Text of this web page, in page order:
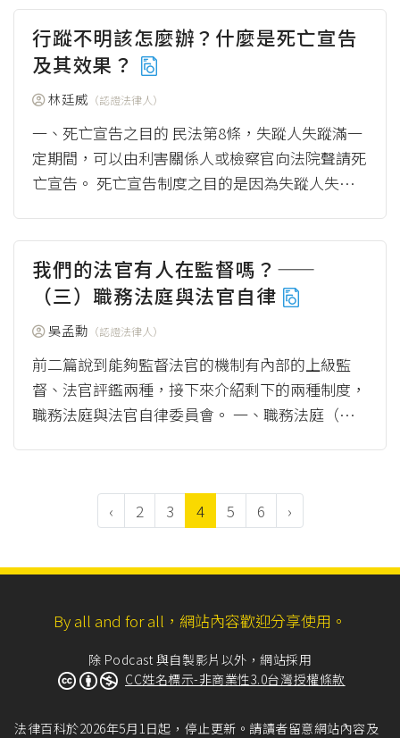
行蹤不明該怎麼辦？什麼是死亡宣告
及其效果？
林廷威 （認證法律人）
一、死亡宣告之目的 民法第8條，失蹤人失蹤滿一
定期間，可以由利害關係人或檢察官向法院聲請死
亡宣告。 死亡宣告制度之目的是因為失蹤人失蹤
我們的法官有人在監督嗎？——
（三）職務法庭與法官自律
吳孟勳 （認證法律人）
前二篇說到能夠監督法官的機制有內部的上級監
督、法官評鑑兩種，接下來介紹剩下的兩種制度，
職務法庭與法官自律委員會。 一、職務法庭（見
‹ 2 3 4 5 6 ›
By all and for all，網站內容歡迎分享使用。
除 Podcast 與自製影片以外，網站採用
CC姓名標示-非商業性3.0台灣授權條款
法律百科於2026年5月1日起，停止更新。請讀者留意網站內容及